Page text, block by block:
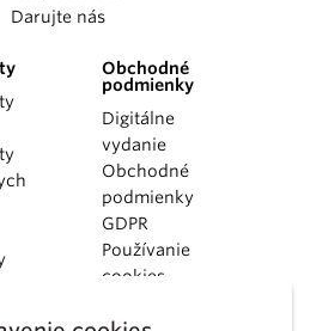
Darujte nás
Obchodné
podmienky
Digitálne
vydanie
Obchodné
podmienky
GDPR
Používanie
cookies